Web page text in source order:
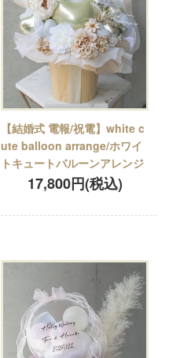
【結婚式 電報/祝電】white c
ute balloon arrange/ホワイ
トキュートバルーンアレンジ
17,800円(税込)